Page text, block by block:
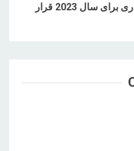
حسابداری برای سال 2023 قرار